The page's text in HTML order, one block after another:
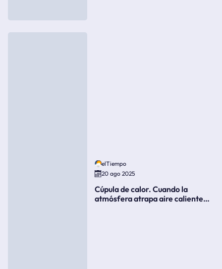
elTiempo
20 ago 2025
Cúpula de calor. Cuando la
atmósfera atrapa aire caliente